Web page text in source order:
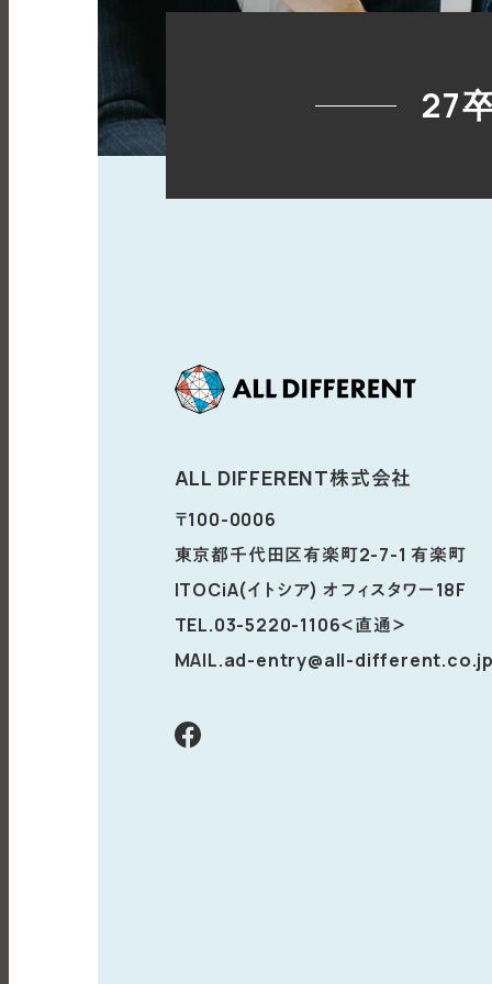
27
ALL DIFFERENT株式会社
〒100-0006
東京都千代田区有楽町2-7-1 有楽町
ITOCiA(イトシア) オフィスタワー18F
TEL.03-5220-1106＜直通＞
MAIL.ad-entry@all-